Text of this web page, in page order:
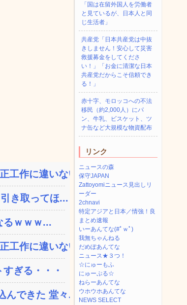
工作に違いない！...
き取ってほ...
るｗｗｗ...
工作に違いない！...
ぎる・・・
できた 堂々...
「国は在留外国人を労働者
と見ているが、日本人と同
じ生活者」
共産党「日本共産党は中抜
きしません！安心して災害
救援募金をしてくださ
い！」「お金に清潔な日本
共産党だからこそ信頼でき
る！」
赤十字、モロッコへの不法
移民（約2,000人）にパ
ン、牛乳、ビスケット、ツ
ナ缶など大規模な物資配布
リンク
ニュースの森
保守JAPAN
Zattoyomiニュース見出しリ
ーダー
2chnavi
特定アジアと日本／情強！良
まとめ速報
いーあんてな(#ﾟｗﾟ)
我無ちゃんねる
だめぽあんてな
ニュース★３つ！
☆にゅーもふ
にゅーぷる☆
ねらーあんてな
ウホウホあんてな
NEWS SELECT